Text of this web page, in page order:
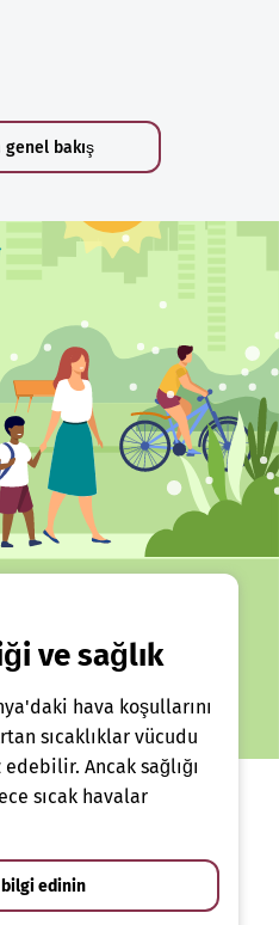
bakış
ve sağlık
hava koşullarını
sıcaklıklar vücudu
Ancak sağlığı
sıcak havalar
bilgi edinin